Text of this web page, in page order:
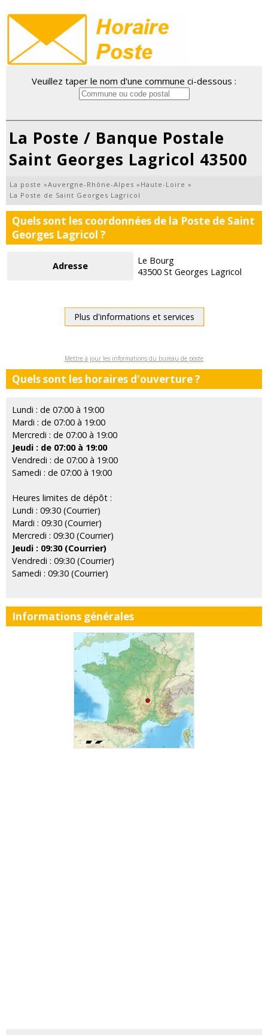
Veuillez taper le nom d'une commune ci-dessous :
La Poste / Banque Postale
Saint Georges Lagricol 43500
La poste »Auvergne-Rhône-Alpes » Haute-Loire »
La Poste de Saint Georges Lagricol
Quels sont les coordonnées de la Poste de Saint
Georges Lagricol ?
Adresse
Le Bourg
43500 St Georges Lagricol
Plus d'informations et services
Mettre à jour les informations du bureau de poste
Quels sont les horaires d'ouverture ?
Lundi : de 07:00 à 19:00
Mardi : de 07:00 à 19:00
Mercredi : de 07:00 à 19:00
Jeudi : de 07:00 à 19:00
Vendredi : de 07:00 à 19:00
Samedi : de 07:00 à 19:00
Heures limites de dépôt :
Lundi : 09:30 (Courrier)
Mardi : 09:30 (Courrier)
Mercredi : 09:30 (Courrier)
Jeudi : 09:30 (Courrier)
Vendredi : 09:30 (Courrier)
Samedi : 09:30 (Courrier)
Informations générales